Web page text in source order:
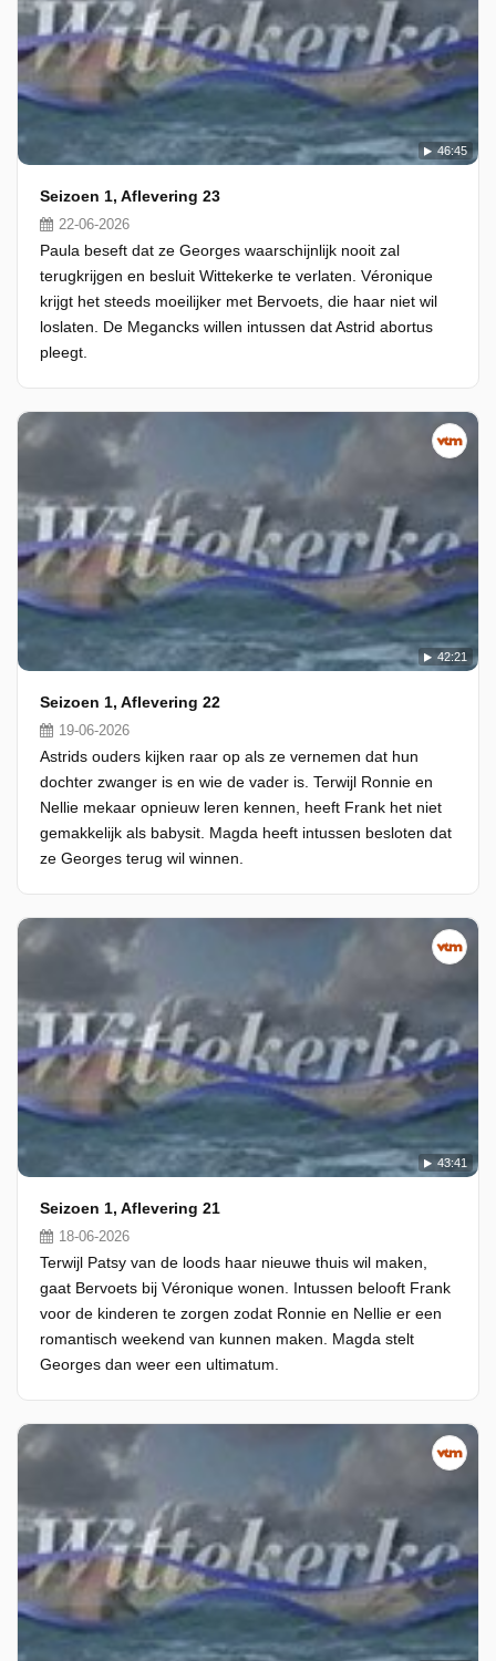
46:45
Seizoen 1, Aflevering 23
22-06-2026
Paula beseft dat ze Georges waarschijnlijk nooit zal
terugkrijgen en besluit Wittekerke te verlaten. Véronique
krijgt het steeds moeilijker met Bervoets, die haar niet wil
loslaten. De Megancks willen intussen dat Astrid abortus
pleegt.
42:21
Seizoen 1, Aflevering 22
19-06-2026
Astrids ouders kijken raar op als ze vernemen dat hun
dochter zwanger is en wie de vader is. Terwijl Ronnie en
Nellie mekaar opnieuw leren kennen, heeft Frank het niet
gemakkelijk als babysit. Magda heeft intussen besloten dat
ze Georges terug wil winnen.
43:41
Seizoen 1, Aflevering 21
18-06-2026
Terwijl Patsy van de loods haar nieuwe thuis wil maken,
gaat Bervoets bij Véronique wonen. Intussen belooft Frank
voor de kinderen te zorgen zodat Ronnie en Nellie er een
romantisch weekend van kunnen maken. Magda stelt
Georges dan weer een ultimatum.